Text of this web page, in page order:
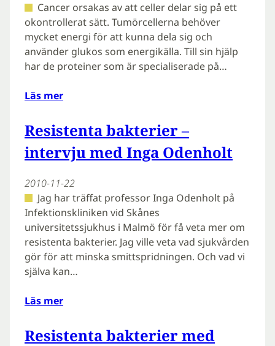
Cancer orsakas av att celler delar sig på ett
okontrollerat sätt. Tumörcellerna behöver
mycket energi för att kunna dela sig och
använder glukos som energikälla. Till sin hjälp
har de proteiner som är specialiserade på…
Läs mer
Resistenta bakterier –
intervju med Inga Odenholt
2010-11-22
Jag har träffat professor Inga Odenholt på
Infektionskliniken vid Skånes
universitetssjukhus i Malmö för få veta mer om
resistenta bakterier. Jag ville veta vad sjukvården
gör för att minska smittspridningen. Och vad vi
själva kan…
Läs mer
Resistenta bakterier med